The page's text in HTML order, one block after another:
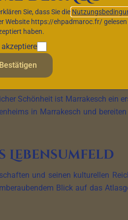
Sie Seniorenheime finden, die
Schönheit ist Marrakesch ein
in Marrakesch und
Lebensumfeld
und seinen kulturellen
Blick auf das
Sie, dass Sie die
Website https://ehpadmaroc.fr/
haben.
akzeptiere
Bestätigen